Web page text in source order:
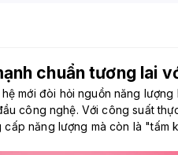
chuẩn tương lai
mới đòi hỏi nguồn năng lượng
công nghệ. Với công suất
năng lượng mà còn là